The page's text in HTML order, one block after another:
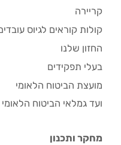
קריירה
קולות קוראים לגיוס עובדים
החזון שלנו
בעלי תפקידים
מועצת הביטוח הלאומי
ועד גמלאי הביטוח הלאומי
מחקר ותכנון